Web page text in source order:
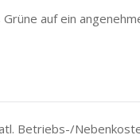
auf ein
Betriebs-/